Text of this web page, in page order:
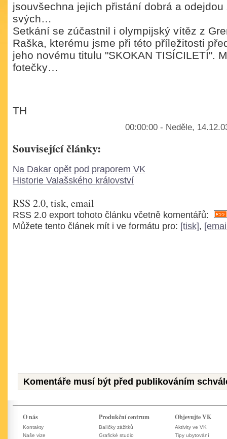
jsouvšechna jejich přistání dobrá a odejdou
svých…
Setkání se zúčastnil i olympijský vítěz z
Raška, kterému jsme při této příležitosti
jeho novému titulu "SKOKAN TISÍCILETÍ".
fotečky…
TH
00:00:00 - Neděle,
Související články:
Na Dakar opět pod praporem VK
Historie Valašského království
RSS 2.0, tisk, email
RSS 2.0 export tohoto článku včetně komentářů:
Můžete tento článek mít i ve formátu pro: [tisk],
Komentáře musí být před publikováním
O nás
Kontakty
Naše vize
Produkční centrum
Balíčky zážitků
Grafické studio
Objevujte VK
Aktivity ve VK
Tipy ubytování